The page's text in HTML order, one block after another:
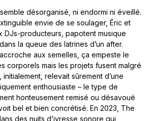
désorganisé, ni endormi ni éveillé.
envie de se soulager, Éric et
DJs-producteurs, papotent musique
la queue des latrines d’un after.
aux semelles, ça empeste le
corporels mais les projets fusent malgré
relevait sûrement d’une
enthousiaste – le type de
honteusement remisé ou désavoué
bel et bien concrétisé. En 2023, The
des nuits d’ivresse sonore qui